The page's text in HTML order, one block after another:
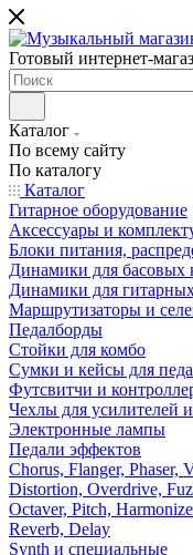
Готовый интернет-
Каталог
По всему сайту
По каталогу
Каталог
Гитарное оборудование
Аксессуары и
Блоки питания,
Динамики для басовых
Динамики для
Маршрутизаторы и
Педалборды
Стойки для комбо
Сумки и кейсы для
Футсвитчи и
Чехлы для усилителей
Электронные лампы
Педали эффектов
Chorus, Flanger, Phaser,
Distortion, Overdrive,
Octaver, Pitch,
Reverb, Delay
Synth и специальные